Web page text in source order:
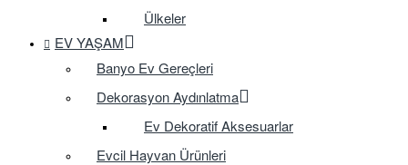
Ülkeler
EV YAŞAM
Banyo Ev Gereçleri
Dekorasyon Aydınlatma
Ev Dekoratif Aksesuarlar
Evcil Hayvan Ürünleri